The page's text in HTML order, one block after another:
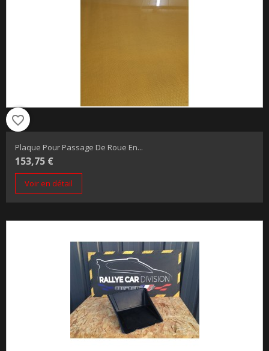
favorite_border
Plaque Pour Passage De Roue En...
153,75 €
Voir en détail